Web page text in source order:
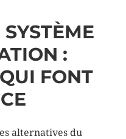
:
FONT
alternatives du